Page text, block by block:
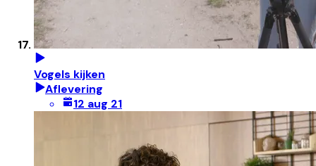
Vogels kijken
Aflevering
12 aug 21